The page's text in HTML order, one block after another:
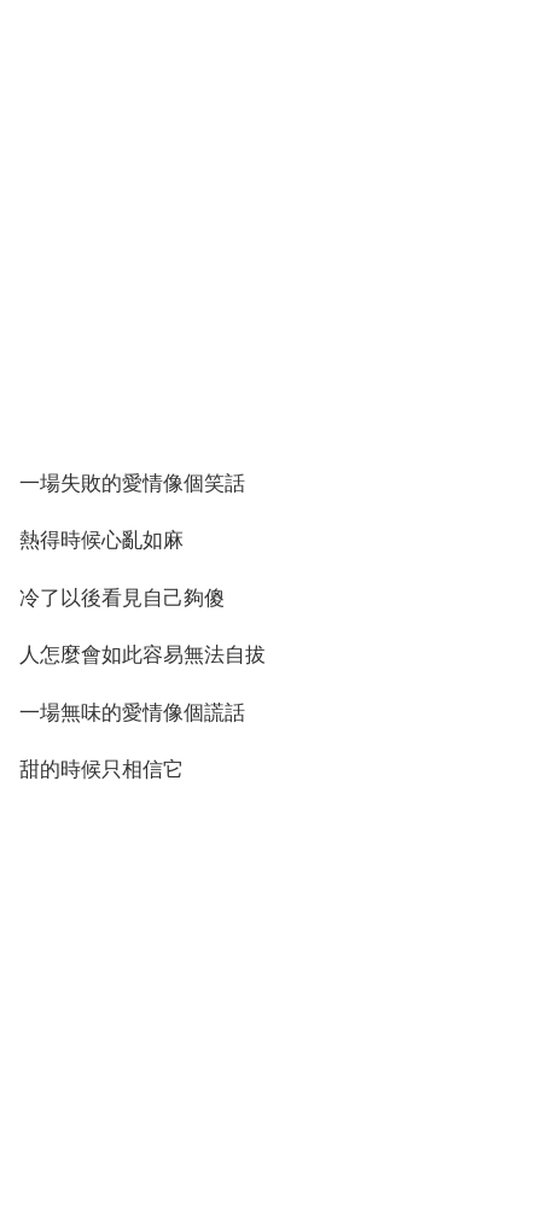
一場失敗的愛情像個笑話
熱得時候心亂如麻
冷了以後看見自己夠傻
人怎麼會如此容易無法自拔
一場無味的愛情像個謊話
甜的時候只相信它